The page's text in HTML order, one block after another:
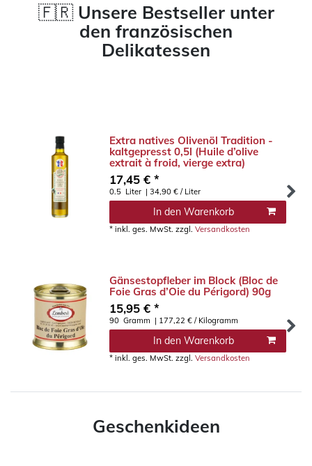
🇫🇷 Unsere Bestseller unter
den französischen
Delikatessen
Extra natives Olivenöl Tradition -
kaltgepresst 0,5l (Huile d’olive
extrait à froid, vierge extra)
17,45 € *
0.5 Liter | 34,90 € / Liter
In den Warenkorb
*inkl. ges. MwSt. zzgl.Versandkosten
Gänsestopfleber im Block (Bloc de
Foie Gras d’Oie du Périgord) 90g
15,95 € *
90 Gramm | 177,22 € / Kilogramm
In den Warenkorb
*inkl. ges. MwSt. zzgl.Versandkosten
Geschenkideen